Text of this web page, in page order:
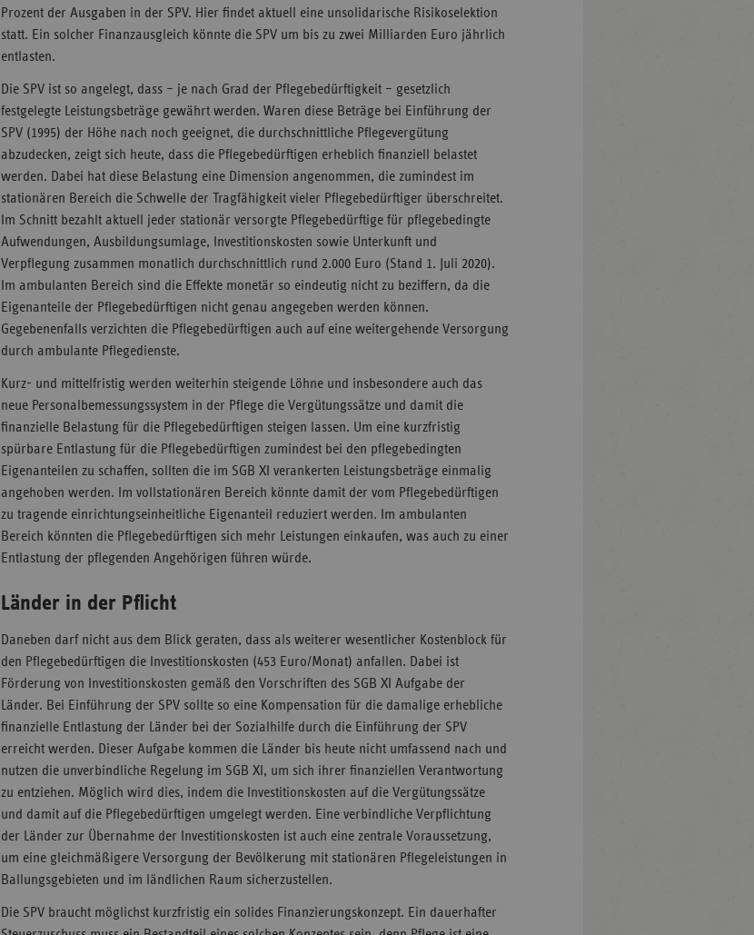
Prozent der Ausgaben in der SPV. Hier findet aktuell eine unsolidarische Risikoselektion
statt. Ein solcher Finanzausgleich könnte die SPV um bis zu zwei Milliarden Euro jährlich
entlasten.
Die SPV ist so angelegt, dass – je nach Grad der Pflegebedürftigkeit – gesetzlich
festgelegte Leistungsbeträge gewährt werden. Waren diese Beträge bei Einführung der
SPV (1995) der Höhe nach noch geeignet, die durchschnittliche Pflegevergütung
abzudecken, zeigt sich heute, dass die Pflegebedürftigen erheblich finanziell belastet
werden. Dabei hat diese Belastung eine Dimension angenommen, die zumindest im
stationären Bereich die Schwelle der Tragfähigkeit vieler Pflegebedürftiger überschreitet.
Im Schnitt bezahlt aktuell jeder stationär versorgte Pflegebedürftige für pflegebedingte
Aufwendungen, Ausbildungsumlage, Investitionskosten sowie Unterkunft und
Verpflegung zusammen monatlich durchschnittlich rund 2.000 Euro (Stand 1. Juli 2020).
Im ambulanten Bereich sind die Effekte monetär so eindeutig nicht zu beziffern, da die
Eigenanteile der Pflegebedürftigen nicht genau angegeben werden können.
Gegebenenfalls verzichten die Pflegebedürftigen auch auf eine weitergehende Versorgung
durch ambulante Pflegedienste.
Kurz- und mittelfristig werden weiterhin steigende Löhne und insbesondere auch das
neue Personalbemessungssystem in der Pflege die Vergütungssätze und damit die
finanzielle Belastung für die Pflegebedürftigen steigen lassen. Um eine kurzfristig
spürbare Entlastung für die Pflegebedürftigen zumindest bei den pflegebedingten
Eigenanteilen zu schaffen, sollten die im SGB XI verankerten Leistungsbeträge einmalig
angehoben werden. Im vollstationären Bereich könnte damit der vom Pflegebedürftigen
zu tragende einrichtungseinheitliche Eigenanteil reduziert werden. Im ambulanten
Bereich könnten die Pflegebedürftigen sich mehr Leistungen einkaufen, was auch zu einer
Entlastung der pflegenden Angehörigen führen würde.
Länder in der Pflicht
Daneben darf nicht aus dem Blick geraten, dass als weiterer wesentlicher Kostenblock für
den Pflegebedürftigen die Investitionskosten (453 Euro/Monat) anfallen. Dabei ist
Förderung von Investitionskosten gemäß den Vorschriften des SGB XI Aufgabe der
Länder. Bei Einführung der SPV sollte so eine Kompensation für die damalige erhebliche
finanzielle Entlastung der Länder bei der Sozialhilfe durch die Einführung der SPV
erreicht werden. Dieser Aufgabe kommen die Länder bis heute nicht umfassend nach und
nutzen die unverbindliche Regelung im SGB XI, um sich ihrer finanziellen Verantwortung
zu entziehen. Möglich wird dies, indem die Investitionskosten auf die Vergütungssätze
und damit auf die Pflegebedürftigen umgelegt werden. Eine verbindliche Verpflichtung
der Länder zur Übernahme der Investitionskosten ist auch eine zentrale Voraussetzung,
um eine gleichmäßigere Versorgung der Bevölkerung mit stationären Pflegeleistungen in
Ballungsgebieten und im ländlichen Raum sicherzustellen.
Die SPV braucht möglichst kurzfristig ein solides Finanzierungskonzept. Ein dauerhafter